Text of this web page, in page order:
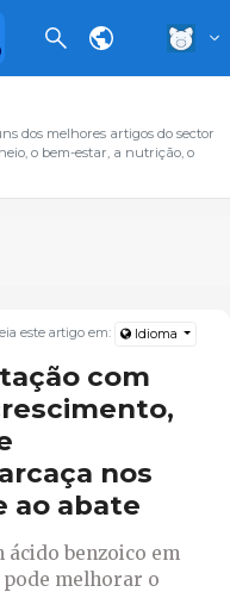
dos melhores artigos do sector
o bem-estar, a nutrição, o
este artigo em: Idioma
com
nos
ao abate
ácido benzoico em
pode melhorar o